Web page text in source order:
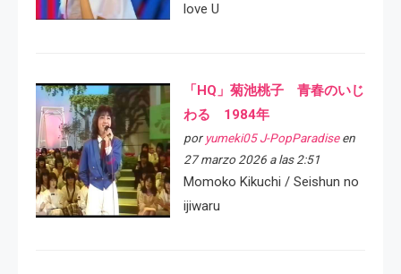
love U
「HQ」菊池桃子 青春のいじ
わる 1984年
por yumeki05 J-PopParadiseen
27 marzo 2026 a las 2:51
Momoko Kikuchi / Seishun no
ijiwaru